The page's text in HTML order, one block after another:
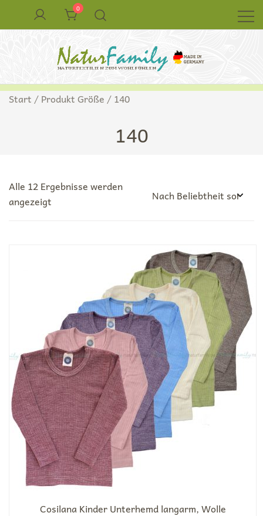
0
NaturFamily Shop – Naturtextilien für
Babys, Kinder und ganze Familie
Naturkleidung aus Wolle und Seide
Start / Produkt Größe / 140
140
Alle 12 Ergebnisse werden
angezeigt
Cosilana Kinder Unterhemd langarm, Wolle